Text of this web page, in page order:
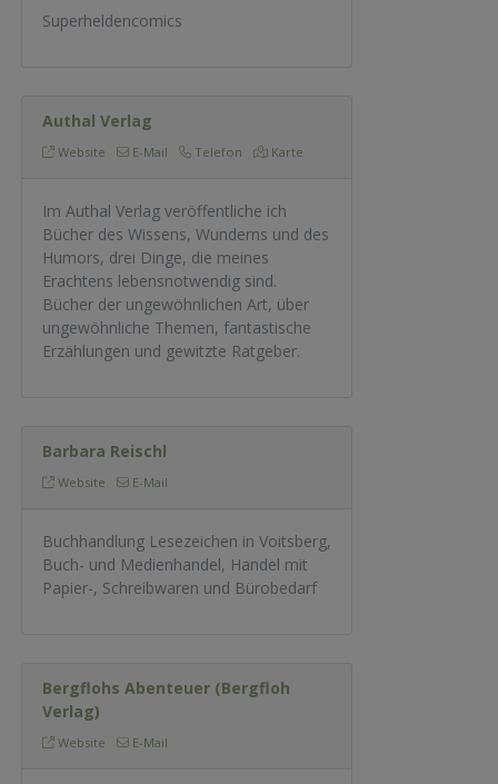
Superheldencomics
Authal Verlag
Website E-Mail Telefon Karte
Im Authal Verlag veröffentliche ich
Bücher des Wissens, Wunderns und des
Humors, drei Dinge, die meines
Erachtens lebensnotwendig sind.
Bücher der ungewöhnlichen Art, über
ungewöhnliche Themen, fantastische
Erzählungen und gewitzte Ratgeber.
Barbara Reischl
Website E-Mail
Buchhandlung Lesezeichen in Voitsberg,
Buch- und Medienhandel, Handel mit
Papier-, Schreibwaren und Bürobedarf
Bergflohs Abenteuer (Bergfloh
Verlag)
Website E-Mail